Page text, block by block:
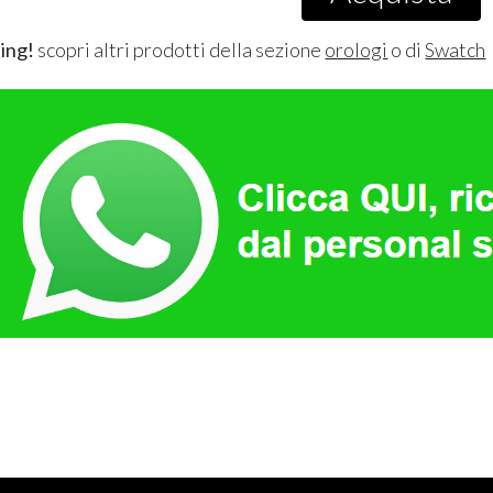
scopri altri prodotti della sezione orologi o diSwatch